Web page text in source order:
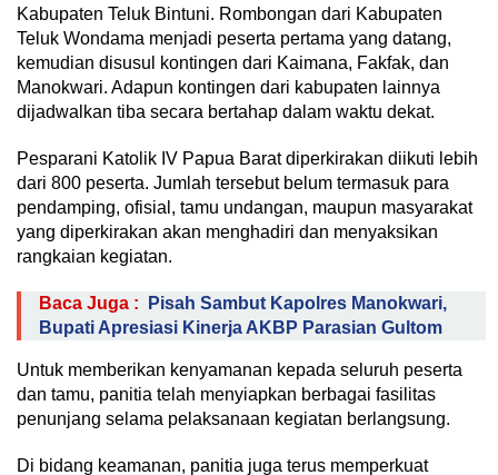
Kabupaten Teluk Bintuni. Rombongan dari Kabupaten
Teluk Wondama menjadi peserta pertama yang datang,
kemudian disusul kontingen dari Kaimana, Fakfak, dan
Manokwari. Adapun kontingen dari kabupaten lainnya
dijadwalkan tiba secara bertahap dalam waktu dekat.
Pesparani Katolik IV Papua Barat diperkirakan diikuti lebih
dari 800 peserta. Jumlah tersebut belum termasuk para
pendamping, ofisial, tamu undangan, maupun masyarakat
yang diperkirakan akan menghadiri dan menyaksikan
rangkaian kegiatan.
Baca Juga :
Pisah Sambut Kapolres Manokwari,
Bupati Apresiasi Kinerja AKBP Parasian Gultom
Untuk memberikan kenyamanan kepada seluruh peserta
dan tamu, panitia telah menyiapkan berbagai fasilitas
penunjang selama pelaksanaan kegiatan berlangsung.
Di bidang keamanan, panitia juga terus memperkuat